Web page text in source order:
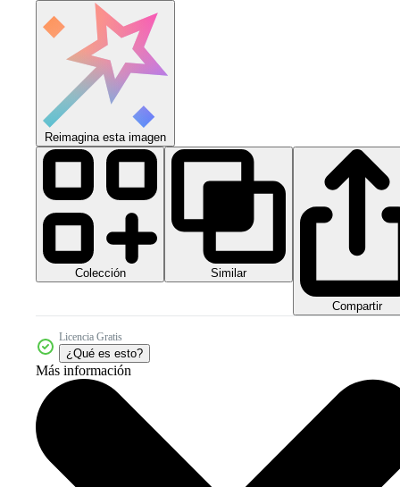
Reimagina esta imagen
Colección Similar
Compartir
Licencia Gratis
¿Qué es esto?
Más información